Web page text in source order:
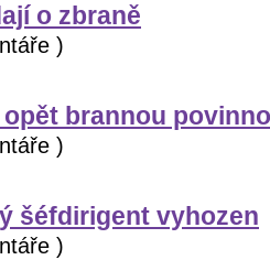
o zbraně
)
opět brannou
)
šéfdirigent vyhozen
)